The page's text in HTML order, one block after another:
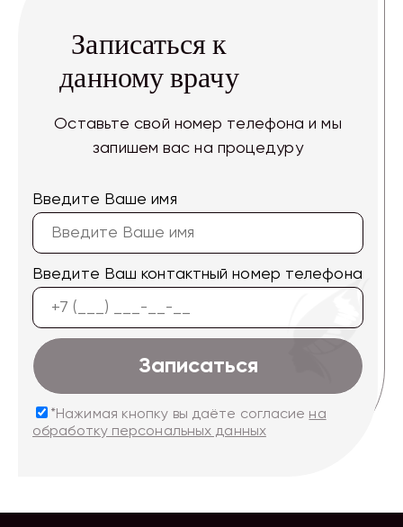
Записаться к
данному врачу
Оставьте свой номер телефона и мы
запишем вас на процедуру
Введите Ваше имя
Введите Ваш контактный номер телефона
Записаться
*Нажимая кнопку вы даёте согласие на
обработку персональных данных